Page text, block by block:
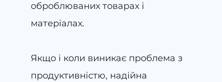
оброблюваних товарах і
матеріалах.
Якщо і коли виникає проблема з
продуктивністю, надійна